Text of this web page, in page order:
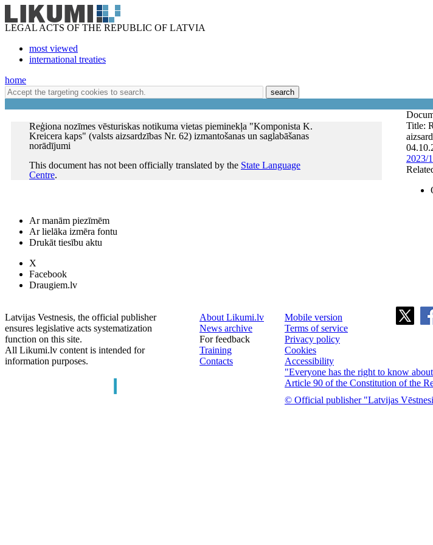
LEGAL ACTS OF THE REPUBLIC OF LATVIA
most viewed
international treaties
home
search
Reģiona nozīmes vēsturiskas notikuma vietas pieminekļa "Komponista K.
Kreicera kaps" (valsts aizsardzības Nr. 62) izmantošanas un saglabāšanas
norādījumi
This document has not been officially translated by the State Language
Centre.
Title:
2023/
Ar manām piezīmēm
Ar lielāka izmēra fontu
Drukāt tiesību aktu
X
Facebook
Draugiem.lv
Latvijas Vestnesis, the official publisher
ensures legislative acts systematization
function on this site.
All Likumi.lv content is intended for
information purposes.
About Likumi.lv
News archive
For feedback
Training
Contacts
Mobile version
Terms of service
Privacy policy
Cookies
Accessibility
"Everyone has the right to know
Article 90 of the Constitution of the
© Official publisher "Latvijas